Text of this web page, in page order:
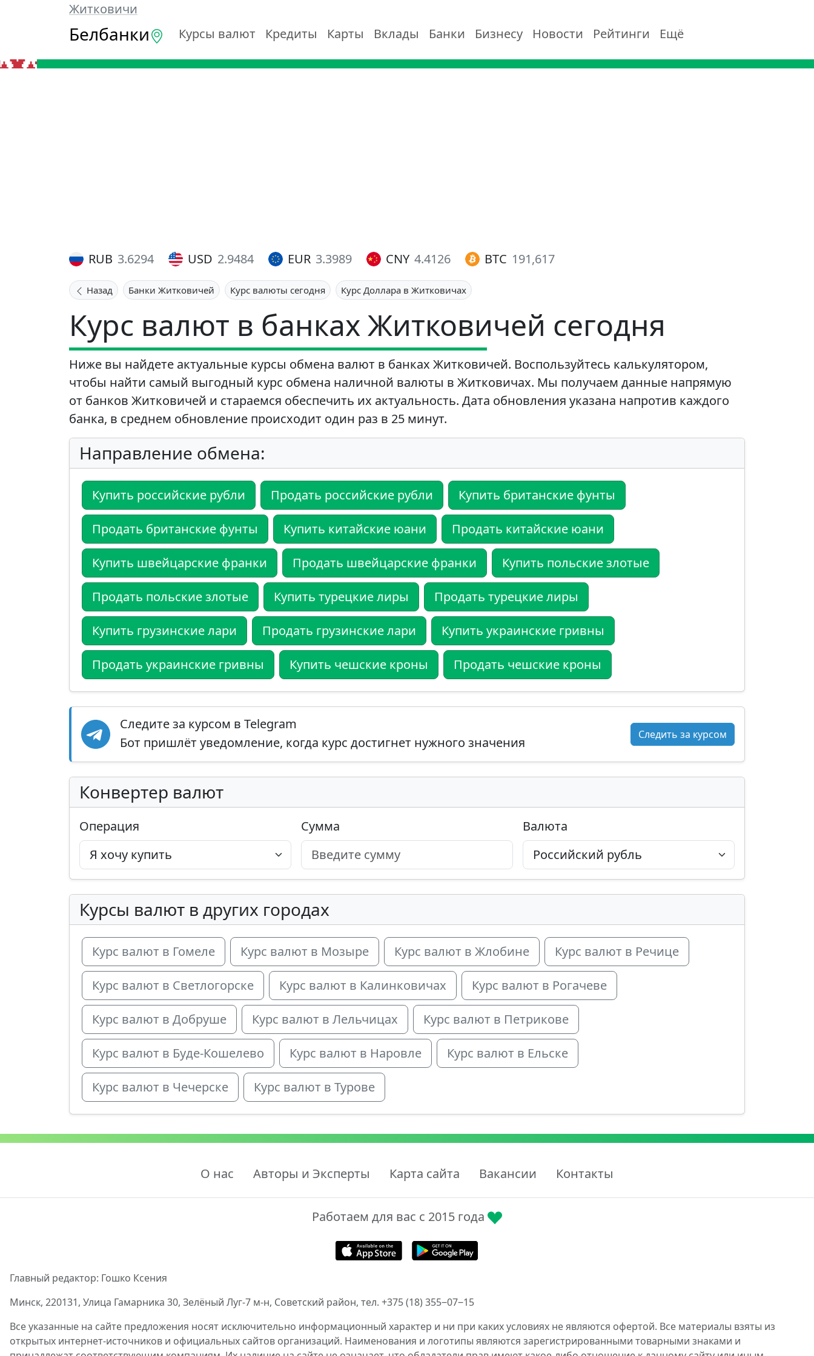
Житковичи
Белбанки Курсы валют Кредиты Карты Вклады Банки Бизнесу Новости Рейтинги Ещё
RUB 3.6294 USD 2.9484 EUR 3.3989 CNY 4.4126 BTC 191,617
Назад Банки Житковичей Курс валюты сегодня Курс Доллара в Житковичах
Курс валют в банках Житковичей сегодня
Ниже вы найдете актуальные курсы обмена валют в банках Житковичей. Воспользуйтесь калькулятором,
чтобы найти самый выгодный курс обмена наличной валюты в Житковичах. Мы получаем данные напрямую
от банков Житковичей и стараемся обеспечить их актуальность. Дата обновления указана напротив каждого
банка, в среднем обновление происходит один раз в 25 минут.
Направление обмена:
Купить российские рубли Продать российские рубли Купить британские фунты
Продать британские фунты Купить китайские юани Продать китайские юани
Купить швейцарские франки Продать швейцарские франки Купить польские злотые
Продать польские злотые Купить турецкие лиры Продать турецкие лиры
Купить грузинские лари Продать грузинские лари Купить украинские гривны
Продать украинские гривны Купить чешские кроны Продать чешские кроны
Следите за курсом в Telegram
Бот пришлёт уведомление, когда курс достигнет нужного значения
Следить за курсом
Конвертер валют
Операция Сумма Валюта
Курсы валют в других городах
Курс валют в Гомеле Курс валют в Мозыре Курс валют в Жлобине Курс валют в Речице
Курс валют в Светлогорске Курс валют в Калинковичах Курс валют в Рогачеве
Курс валют в Добруше Курс валют в Лельчицах Курс валют в Петрикове
Курс валют в Буде-Кошелево Курс валют в Наровле Курс валют в Ельске
Курс валют в Чечерске Курс валют в Турове
О нас Авторы и Эксперты Карта сайта Вакансии Контакты
Работаем для вас с 2015 года
Главный редактор: Гошко Ксения
Минск, 220131, Улица Гамарника 30, Зелёный Луг-7 м-н, Советский район, тел. +375 (18) 355‒07‒15
Все указанные на сайте предложения носят исключительно информационный характер и ни при каких условиях не являются офертой. Все материалы взяты из
открытых интернет-источников и официальных сайтов организаций. Наименования и логотипы являются зарегистрированными товарными знаками и